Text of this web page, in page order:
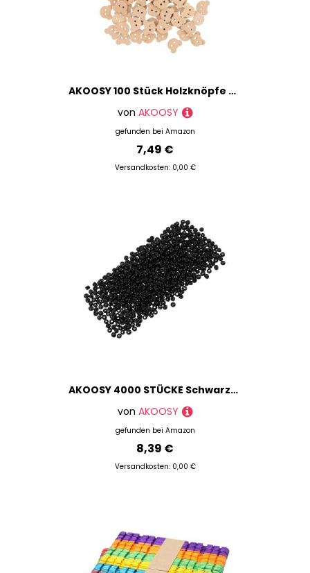
AKOOSY 100 Stück Holzknöpfe Bär Natur Holzknöpfe zum Aufnähen DIY Basteln für Kleidung Scrapbooking Originelles Bärenmotiv für Kinderhandwerk
von AKOOSY
gefunden bei Amazon
7,49 €
Versandkosten: 0,00 €
AKOOSY 4000 STÜCKE Schwarze Glasperlen Spacer Beads für DIY Schmuckherstellung Leichte Bastelperlen zum Auffädeln für Armbänder Halsketten und Kreuzstichprojekte
von AKOOSY
gefunden bei Amazon
8,39 €
Versandkosten: 0,00 €